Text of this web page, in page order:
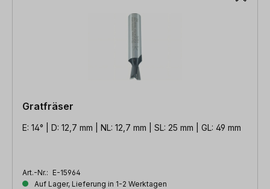
Gratfräser
E: 14° | D: 12,7 mm | NL: 12,7 mm | SL: 25 mm | GL: 49 mm
Art.-Nr.: E-15964
Auf Lager, Lieferung in 1-2 Werktagen